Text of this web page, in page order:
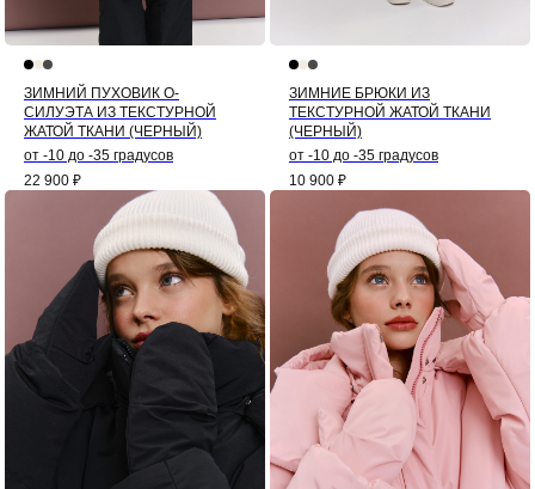
ЗИМНИЙ ПУХОВИК О-
СИЛУЭТА ИЗ ТЕКСТУРНОЙ
ЖАТОЙ ТКАНИ (ЧЕРНЫЙ)
от -10 до -35 градусов
22 900 ₽
ЗИМНИЕ БРЮКИ ИЗ
ТЕКСТУРНОЙ ЖАТОЙ ТКАНИ
(ЧЕРНЫЙ)
от -10 до -35 градусов
10 900 ₽